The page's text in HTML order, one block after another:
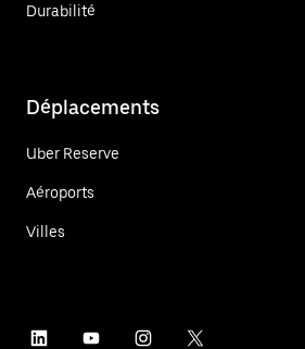
Durabilité
Déplacements
Uber Reserve
Aéroports
Villes